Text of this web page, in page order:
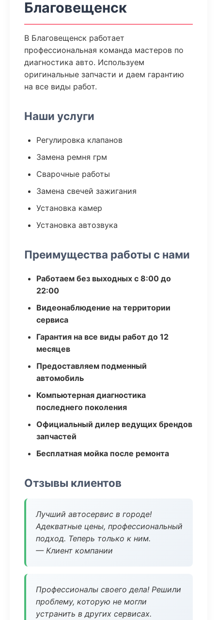
Благовещенск
В Благовещенск работает
профессиональная команда мастеров по
диагностика авто. Используем
оригинальные запчасти и даем гарантию
на все виды работ.
Наши услуги
Регулировка клапанов
Замена ремня грм
Сварочные работы
Замена свечей зажигания
Установка камер
Установка автозвука
Преимущества работы с нами
Работаем без выходных с 8:00 до
22:00
Видеонаблюдение на территории
сервиса
Гарантия на все виды работ до 12
месяцев
Предоставляем подменный
автомобиль
Компьютерная диагностика
последнего поколения
Официальный дилер ведущих брендов
запчастей
Бесплатная мойка после ремонта
Отзывы клиентов
Лучший автосервис в городе!
Адекватные цены, профессиональный
подход. Теперь только к ним.
— Клиент компании
Профессионалы своего дела! Решили
проблему, которую не могли
устранить в других сервисах.